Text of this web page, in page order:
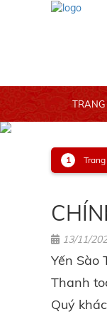
TRANG
13/11/
Yến Sào
Thanh
Quý